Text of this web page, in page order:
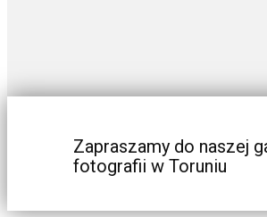
Zapraszamy do naszej
fotografii w Toruniu